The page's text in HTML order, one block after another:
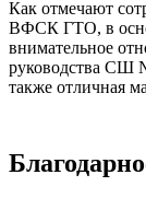
Как отмечают
ВФСК ГТО, в
внимательное
руководства СШ
также отличная